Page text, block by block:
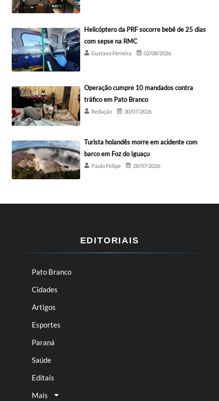
Helicóptero da PRF socorre bebê de 25 dias
com sepse na RMC
Gustavo Ferreira 02/08/2026
Operação cumpre 10 mandados contra
tráfico em Pato Branco
Redação 30/07/2026
Turista holandês morre em acidente com
barco em Foz do Iguaçu
Paulo Felipe 28/07/2026
EDITORIAIS
Pato Branco
Cidades
Artigos
Esportes
Paraná
Saúde
Editais
Mais